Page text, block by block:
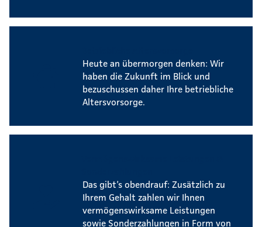
Heute an übermorgen denken: Wir
haben die Zukunft im Blick und
bezuschussen daher Ihre betriebliche
Altersvorsorge.
Das gibt’s obendrauf: Zusätzlich zu
Ihrem Gehalt zahlen wir Ihnen
vermögenswirksame Leistungen
sowie Sonderzahlungen in Form von